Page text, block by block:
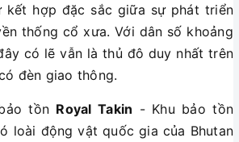
kết hợp đặc sắc giữa sự phát triển
thống cổ xưa. Với dân số khoảng
có lẽ vẫn là thủ đô duy nhất trên
đèn giao thông.
tồn Royal Takin - Khu bảo tồn
loài động vật quốc gia của Bhutan